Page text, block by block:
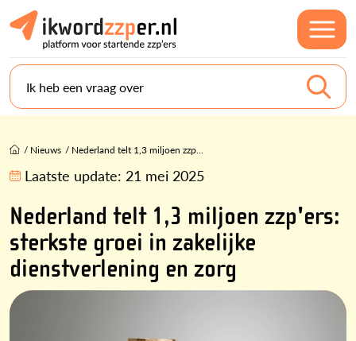
Ik heb een vraag over
/ Nieuws / Nederland telt 1,3 miljoen zzp...
Laatste update: 21 mei 2025
Nederland telt 1,3 miljoen zzp'ers:
sterkste groei in zakelijke
dienstverlening en zorg